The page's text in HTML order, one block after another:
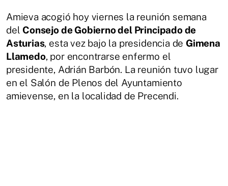
Amieva acogió hoy viernes la reunión semana
del Consejo de Gobierno del Principado de
Asturias, esta vez bajo la presidencia de Gimena
Llamedo, por encontrarse enfermo el
presidente, Adrián Barbón. La reunión tuvo lugar
en el Salón de Plenos del Ayuntamiento
amievense, en la localidad de Precendi.